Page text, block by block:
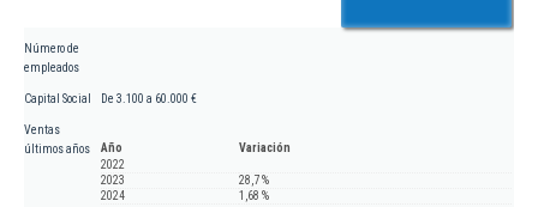
Número de
empleados
Capital Social De 3.100 a 60.000 €
Ventas
últimos años
Año
Variación
2022
2023
28,7 %
2024
1,68 %